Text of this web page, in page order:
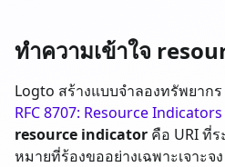
ทำความเข้าใจ
Logto สร้างแบบจำลองทรัพยากร
RFC 8707: Resource
resource indicator คือ URI ที่ร
หมายที่ร้องขออย่างเฉพาะเจาะจง